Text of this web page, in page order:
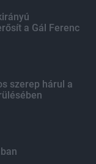
a Gál Ferenc
szerep hárul a